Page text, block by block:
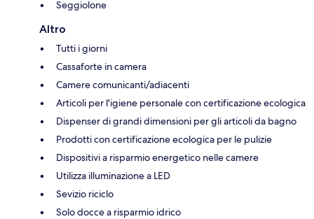
Seggiolone
Altro
Tutti i giorni
Cassaforte in camera
Camere comunicanti/adiacenti
Articoli per l'igiene personale con certificazione ecologica
Dispenser di grandi dimensioni per gli articoli da bagno
Prodotti con certificazione ecologica per le pulizie
Dispositivi a risparmio energetico nelle camere
Utilizza illuminazione a LED
Sevizio riciclo
Solo docce a risparmio idrico